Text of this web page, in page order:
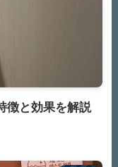
徴と効果を解説